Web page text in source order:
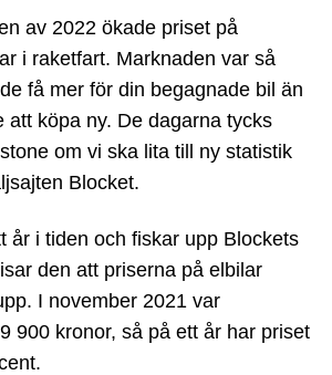
av 2022 ökade priset på
i raketfart. Marknaden var så
få mer för din begagnade bil än
att köpa ny. De dagarna tycks
om vi ska lita till ny statistik
Blocket.
år i tiden och fiskar upp Blockets
den att priserna på elbilar
I november 2021 var
900 kronor, så på ett år har priset